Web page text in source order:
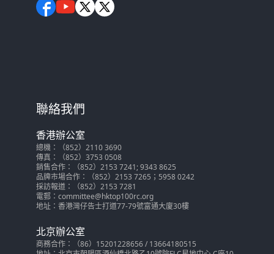
聯絡我們
香港辦公室
總機：（852）2110 3690
傳真：（852）3753 0508
銷售合作：（852）2153 7241; 9343 8625
品牌市場合作：（852）2153 7265；5958 0242
採訪報道：（852）2153 7281
電郵：committee@hktop100rc.org
地址：香港灣仔告士打道77-79號富通大廈30樓
北京辦公室
商務合作：（86）15201228656 / 13664180515